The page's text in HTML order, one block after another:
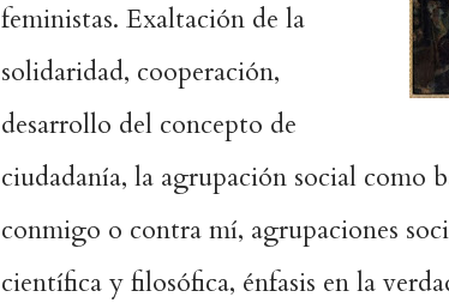
feministas. Exaltación de la
solidaridad, cooperación,
desarrollo del concepto de
ciudadanía, la agrupación social como
conmigo o contra mí, agrupaciones
científica y filosófica, énfasis en la